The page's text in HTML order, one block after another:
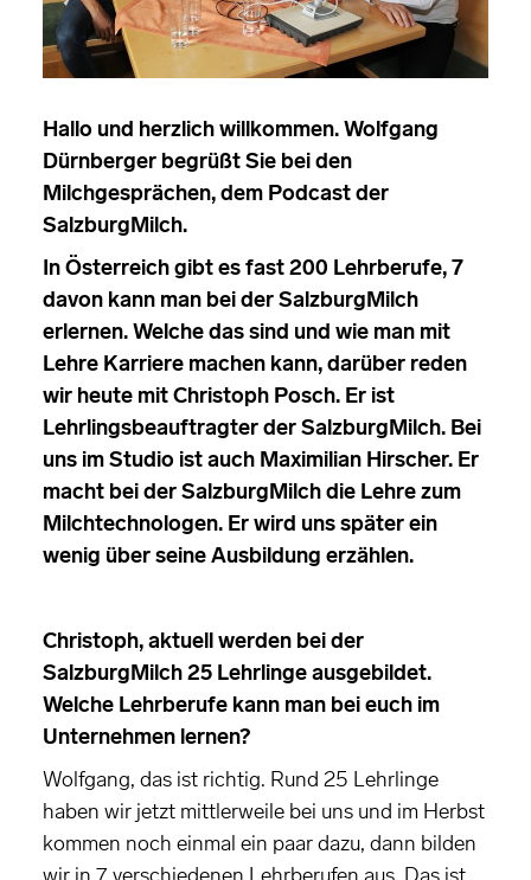
Hallo und herzlich willkommen. Wolfgang
Dürnberger begrüßt Sie bei den
Milchgesprächen, dem Podcast der
SalzburgMilch.
In Österreich gibt es fast 200 Lehrberufe, 7
davon kann man bei der SalzburgMilch
erlernen. Welche das sind und wie man mit
Lehre Karriere machen kann, darüber reden
wir heute mit Christoph Posch. Er ist
Lehrlingsbeauftragter der SalzburgMilch. Bei
uns im Studio ist auch Maximilian Hirscher. Er
macht bei der SalzburgMilch die Lehre zum
Milchtechnologen. Er wird uns später ein
wenig über seine Ausbildung erzählen.
Christoph, aktuell werden bei der
SalzburgMilch 25 Lehrlinge ausgebildet.
Welche Lehrberufe kann man bei euch im
Unternehmen lernen?
Wolfgang, das ist richtig. Rund 25 Lehrlinge
haben wir jetzt mittlerweile bei uns und im Herbst
kommen noch einmal ein paar dazu, dann bilden